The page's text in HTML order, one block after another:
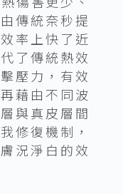
傳統奈秒提
率上快了近
了傳統熱效
壓力，有效
藉由不同波
與真皮層間
修復機制，
況淨白的效